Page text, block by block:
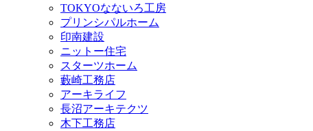
TOKYOなないろ工房
プリンシパルホーム
印南建設
ニットー住宅
スターツホーム
藪崎工務店
アーキライフ
長沼アーキテクツ
木下工務店